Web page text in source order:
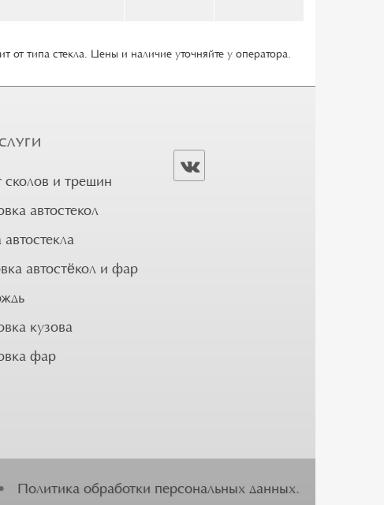
от типа стекла. Цены и наличие уточняйте у оператора.
сколов и трещин
автостекол
автостёкол и фар
кузова
фар
Политика обработки персональных данных.